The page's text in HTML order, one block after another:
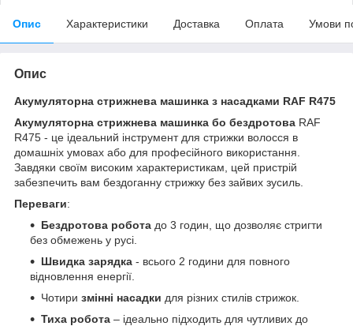
Опис Характеристики Доставка Оплата Умови
Опис
Акумуляторна стрижнева машинка з насадками RAF R475
Акумуляторна стрижнева машинка бо бездротова RAF
R475 - це ідеальний інструмент для стрижки волосся в
домашніх умовах або для професійного використання.
Завдяки своїм високим характеристикам, цей пристрій
забезпечить вам бездоганну стрижку без зайвих зусиль.
Переваги:
Бездротова робота до 3 годин, що дозволяє стригти
без обмежень у русі.
Швидка зарядка - всього 2 години для повного
відновлення енергії.
Чотири змінні насадки для різних стилів стрижок.
Тиха робота – ідеально підходить для чутливих до